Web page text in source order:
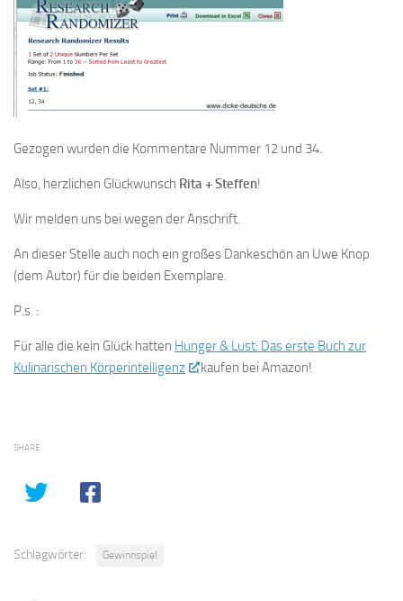
Gezogen wurden die Kommentare Nummer 12 und 34.
Also, herzlichen Glückwunsch Rita + Steffen!
Wir melden uns bei wegen der Anschrift.
An dieser Stelle auch noch ein großes Dankeschön an Uwe Knop
(dem Autor) für die beiden Exemplare.
P.s. :
Für alle die kein Glück hatten Hunger & Lust: Das erste Buch zur
Kulinarischen Körperintelligenz
kaufen bei Amazon!
SHARE
Schlagwörter: Gewinnspiel